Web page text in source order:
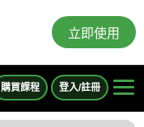
立即使用
購買課程 登入/註冊